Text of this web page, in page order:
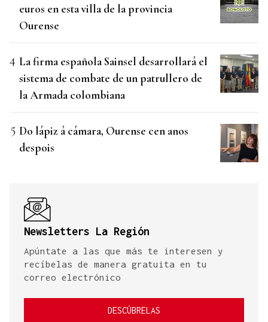
euros en esta villa de la provincia
Ourense
La firma española Sainsel desarrollará el
sistema de combate de un patrullero de
la Armada colombiana
Do lápiz á cámara, Ourense cen anos
despois
Newsletters La Región
Apúntate a las que más te interesen y
recíbelas de manera gratuita en tu
correo electrónico
DESCÚBRELAS